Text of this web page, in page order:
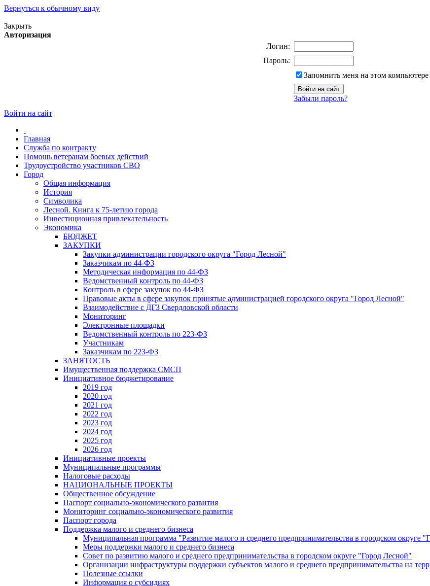
Вернуться к обычному виду
Закрыть
Авторизация
Логин:
Пароль:
Запомнить меня на этом компьютере
Забыли пароль?
Войти на сайт
Главная
Служба по контракту
Помощь ветеранам боевых действий
Трудоустройство участников СВО
Город
Общая информация
История
Символика
Лесной. Книга к 75-летию города
Инвестиционная привлекательность
Экономика
БЮДЖЕТ
ЗАКУПКИ
Закупки администрации городского округа "Город Лесной"
Заказчикам по 44-ФЗ
Методическая информация по 44-ФЗ
Ведомственный контроль по 44-ФЗ
Контроль в сфере закупок по 44-ФЗ
Правовые акты в сфере закупок принятые администрацией городского округа "Город Лесной"
Взаимодействие с ДГЗ Свердловской области
Мониторинг
Электронные площадки
Ведомственный контроль по 223-ФЗ
Участникам
Заказчикам по 223-ФЗ
ЗАНЯТОСТЬ
Имущественная поддержка СМСП
Инициативное бюджетирование
2019 год
2020 год
2021 год
2022 год
2023 год
2024 год
2025 год
2026 год
Инициативные проекты
Муниципальные программы
Налоговые расходы
НАЦИОНАЛЬНЫЕ ПРОЕКТЫ
Общественное обсуждение
Паспорт социально-экономического развития
Мониторинг социально-экономического развития
Паспорт города
Поддержка малого и среднего бизнеса
Муниципальная программа "Развитие малого и среднего предпринимательства в городском округе
Меры поддержки малого и среднего бизнеса
Совет по развитию малого и среднего предпринимательства в городском округе "Город Лесной"
Организации инфраструктуры поддержки субъектов малого и среднего предпринимательства на
Полезные ссылки
Информация о субсидиях